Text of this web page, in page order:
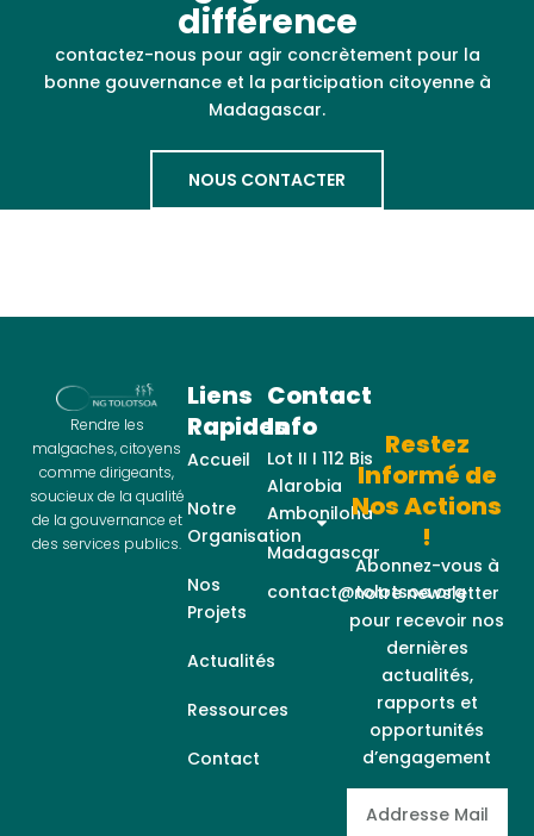
différence
contactez-nous pour agir concrètement pour la
bonne gouvernance et la participation citoyenne à
Madagascar.
NOUS CONTACTER
Rendre les
malgaches, citoyens
comme dirigeants,
soucieux de la qualité
de la gouvernance et
des services publics.
Liens
Rapides
Accueil
Notre
Organisation
Nos
Projets
Actualités
Ressources
Contact
Contact
Info
Lot II I 112 Bis
Alarobia
Amboniloha
Madagascar
contact@tolotsoa.org
Restez
Informé de
Nos Actions
!
Abonnez-vous à
notre newsletter
pour recevoir nos
dernières
actualités,
rapports et
opportunités
d’engagement